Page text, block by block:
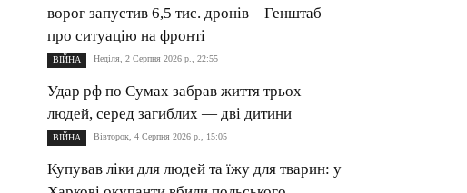
ворог запустив 6,5 тис. дронів – Генштаб
про ситуацію на фронті
ВІЙНА Неділя, 2 Серпня 2026 р., 22:55
Удар рф по Сумах забрав життя трьох
людей, серед загиблих — дві дитини
ВІЙНА Вівторок, 4 Серпня 2026 р., 15:05
Купував ліки для людей та їжу для тварин: у